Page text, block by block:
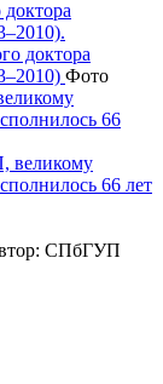
доктора
Фото
великому
66 лет
СПбГУП